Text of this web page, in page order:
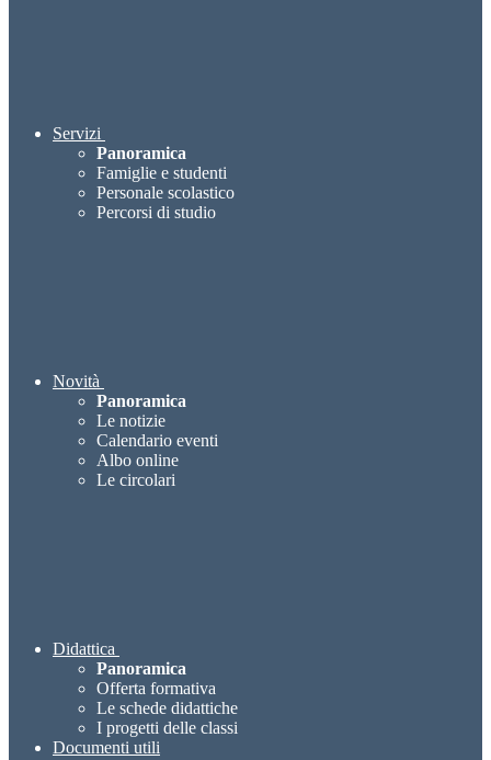
Servizi
Panoramica
Famiglie e studenti
Personale scolastico
Percorsi di studio
Novità
Panoramica
Le notizie
Calendario eventi
Albo online
Le circolari
Didattica
Panoramica
Offerta formativa
Le schede didattiche
I progetti delle classi
Documenti utili